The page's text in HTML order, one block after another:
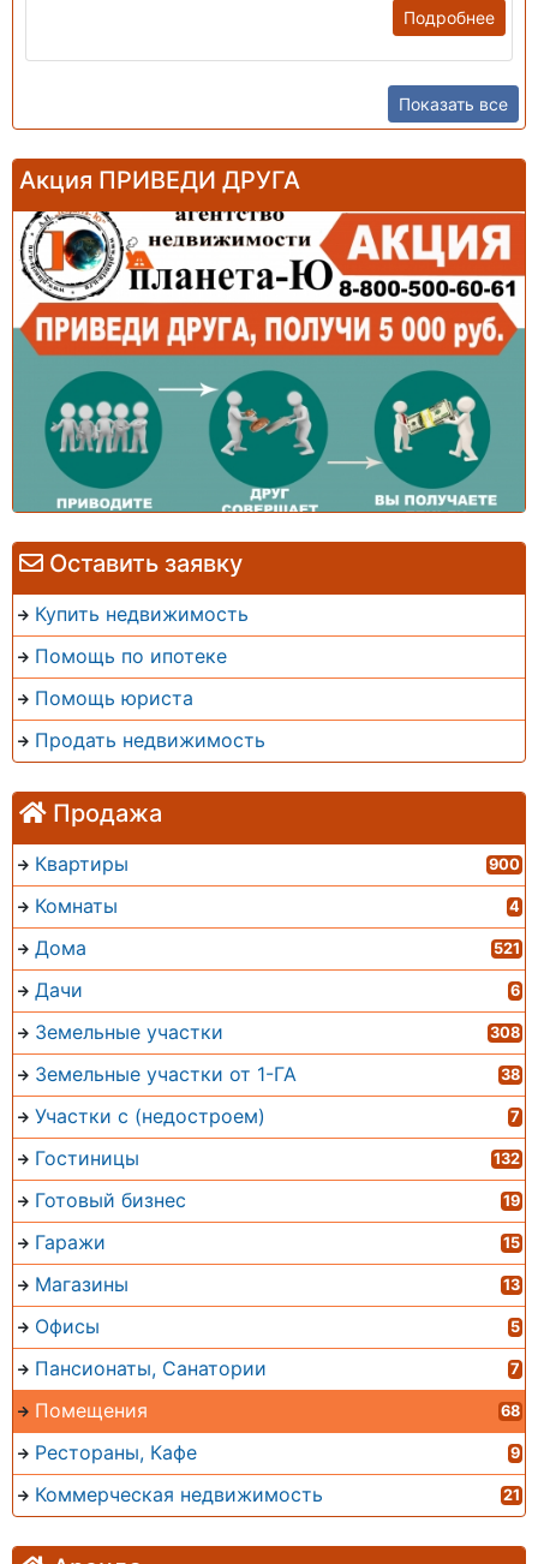
Оставить заявку
Купить недвижимость
Помощь по ипотеке
Помощь юриста
Продать недвижимость
Продажа
Квартиры 900
Комнаты 4
Дома 521
Дачи 6
Земельные участки 308
Земельные участки от 1-ГА 38
Участки с (недостроем) 7
Гостиницы 132
Готовый бизнес 19
Гаражи 15
Магазины 13
Офисы 5
Пансионаты, Санатории 7
Помещения 68
Рестораны, Кафе 9
Коммерческая недвижимость 21
Подробнее
Показать все
Акция ПРИВЕДИ ДРУГА